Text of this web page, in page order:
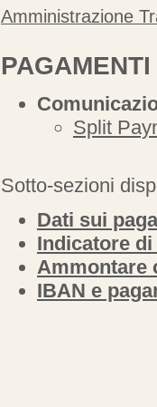
Amministrazione
Split
Sotto-sezioni
Dati sui
Indicatore
Ammontare
IBAN e